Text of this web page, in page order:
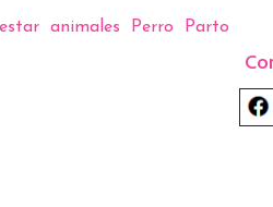
animales Perro Parto